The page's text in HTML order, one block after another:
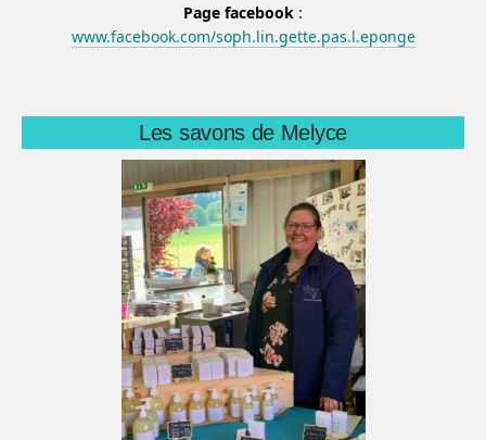
Page facebook :
www.facebook.com/soph.lin.gette.pas.l.eponge
Les savons de Melyce